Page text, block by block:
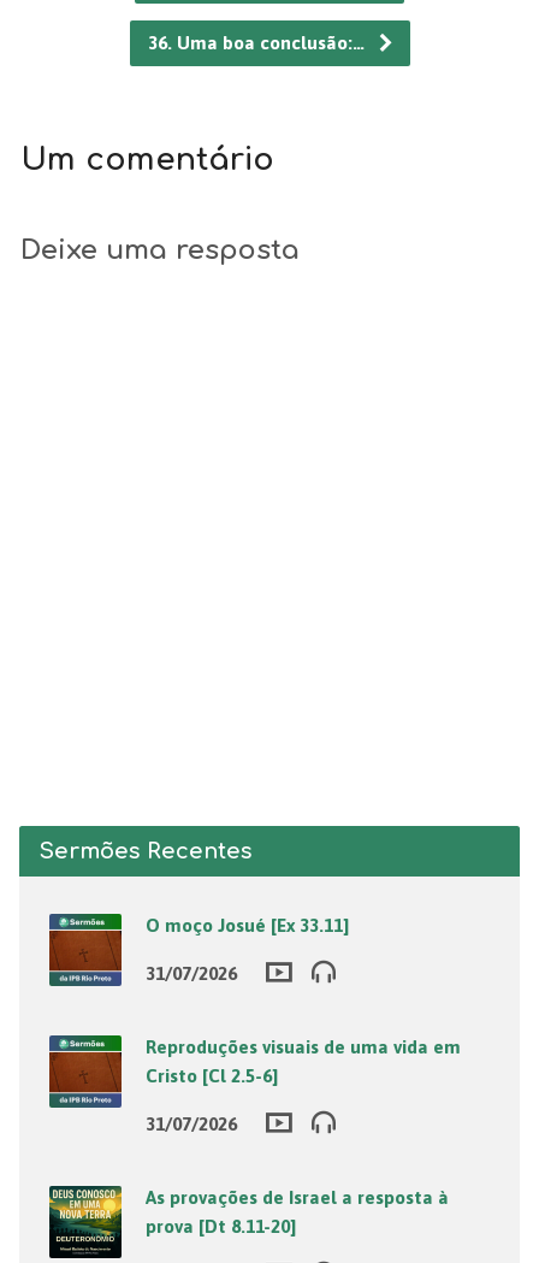
36. Uma boa conclusão:…
Um comentário
Deixe uma resposta
Sermões Recentes
O moço Josué [Ex 33.11]
31/07/2026
Reproduções visuais de uma vida em
Cristo [Cl 2.5-6]
31/07/2026
As provações de Israel a resposta à
prova [Dt 8.11-20]